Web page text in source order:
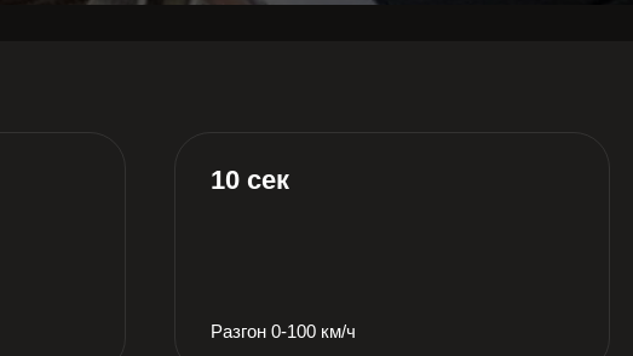
10 сек
Разгон 0-100 км/ч